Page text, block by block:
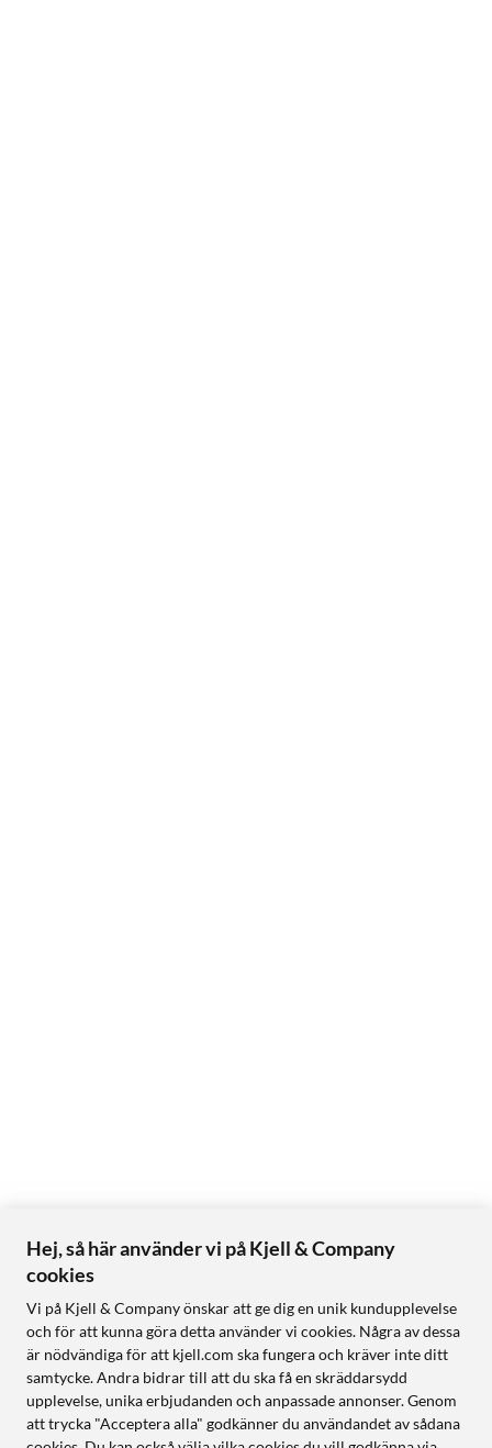
Hej, så här använder vi på Kjell & Company
cookies
Vi på Kjell & Company önskar att ge dig en unik kundupplevelse
och för att kunna göra detta använder vi cookies. Några av dessa
är nödvändiga för att kjell.com ska fungera och kräver inte ditt
samtycke. Andra bidrar till att du ska få en skräddarsydd
upplevelse, unika erbjudanden och anpassade annonser. Genom
att trycka "Acceptera alla" godkänner du användandet av sådana